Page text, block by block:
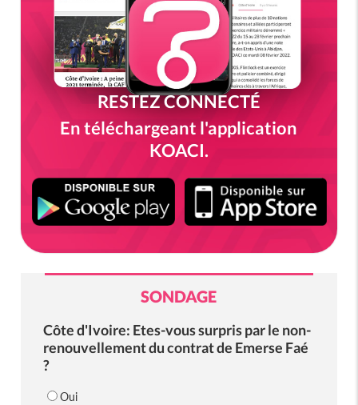
RESTEZ CONNECTÉ
En téléchargeant l'application
KOACI.
SONDAGE
Côte d'Ivoire: Etes-vous surpris par le non-
renouvellement du contrat de Emerse Faé
?
Oui